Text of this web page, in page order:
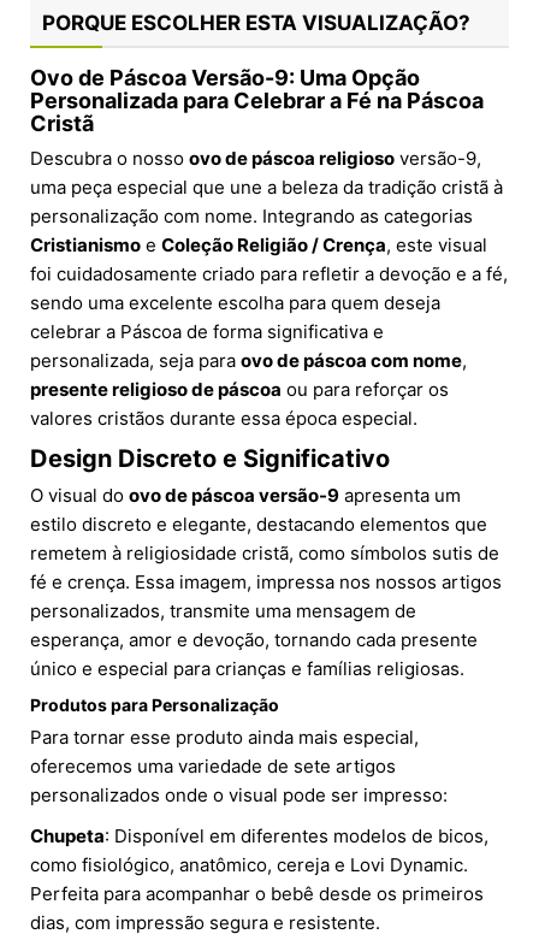
PORQUE ESCOLHER ESTA VISUALIZAÇÃO?
Ovo de Páscoa Versão-9: Uma Opção
Personalizada para Celebrar a Fé na Páscoa
Cristã
Descubra o nosso ovo de páscoa religioso versão-9,
uma peça especial que une a beleza da tradição cristã à
personalização com nome. Integrando as categorias
Cristianismo e Coleção Religião / Crença, este visual
foi cuidadosamente criado para refletir a devoção e a fé,
sendo uma excelente escolha para quem deseja
celebrar a Páscoa de forma significativa e
personalizada, seja para ovo de páscoa com nome,
presente religioso de páscoa ou para reforçar os
valores cristãos durante essa época especial.
Design Discreto e Significativo
O visual do ovo de páscoa versão-9 apresenta um
estilo discreto e elegante, destacando elementos que
remetem à religiosidade cristã, como símbolos sutis de
fé e crença. Essa imagem, impressa nos nossos artigos
personalizados, transmite uma mensagem de
esperança, amor e devoção, tornando cada presente
único e especial para crianças e famílias religiosas.
Produtos para Personalização
Para tornar esse produto ainda mais especial,
oferecemos uma variedade de sete artigos
personalizados onde o visual pode ser impresso:
Chupeta: Disponível em diferentes modelos de bicos,
como fisiológico, anatômico, cereja e Lovi Dynamic.
Perfeita para acompanhar o bebê desde os primeiros
dias, com impressão segura e resistente.